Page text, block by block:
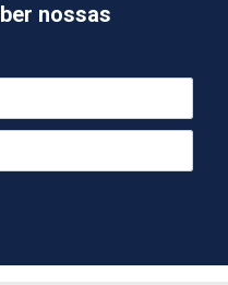
nossas